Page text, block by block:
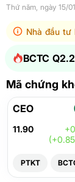
Thứ năm, ngày 15/
Nhà đầu tư
BCTC
Mã chứng
CEO
11.90
PTKT